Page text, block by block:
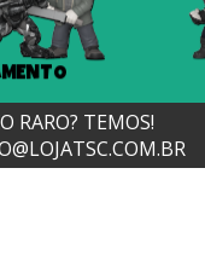
RARO? TEMOS!